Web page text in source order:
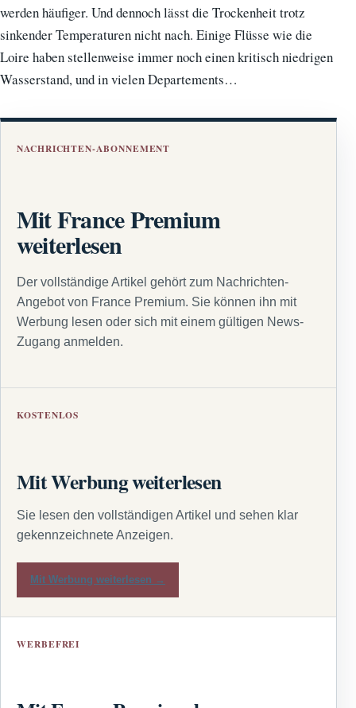
werden häufiger. Und dennoch lässt die Trockenheit trotz
sinkender Temperaturen nicht nach. Einige Flüsse wie die
Loire haben stellenweise immer noch einen kritisch niedrigen
Wasserstand, und in vielen Departements…
NACHRICHTEN-ABONNEMENT
Mit France Premium
weiterlesen
Der vollständige Artikel gehört zum Nachrichten-
Angebot von France Premium. Sie können ihn mit
Werbung lesen oder sich mit einem gültigen News-
Zugang anmelden.
KOSTENLOS
Mit Werbung weiterlesen
Sie lesen den vollständigen Artikel und sehen klar
gekennzeichnete Anzeigen.
Mit Werbung weiterlesen →
WERBEFREI